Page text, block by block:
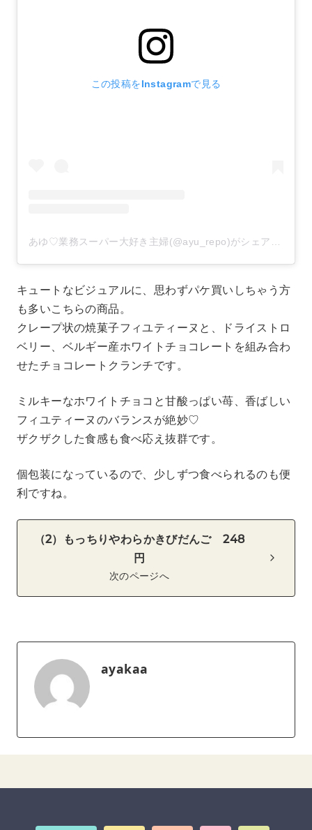
この投稿をInstagramで見る
あゆ♡業務スーパー大好き主婦(@ayu_repo)がシェアした投稿
キュートなビジュアルに、思わずパケ買いしちゃう方
も多いこちらの商品。
クレープ状の焼菓子フィユティーヌと、ドライストロ
ベリー、ベルギー産ホワイトチョコレートを組み合わ
せたチョコレートクランチです。
ミルキーなホワイトチョコと甘酸っぱい苺、香ばしい
フィユティーヌのバランスが絶妙♡
ザクザクした食感も食べ応え抜群です。
個包装になっているので、少しずつ食べられるのも便
利ですね。
（2）もっちりやわらかきびだんご 248
円
次のページへ
ayakaa